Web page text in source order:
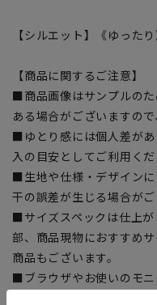
【シルエット】《ゆった
【商品に関するご注意】
■商品画像はサンプルの
ある場合がございますの
■ゆとり感には個人差が
入の目安としてご利用くだ
■生地や仕様・デザイン
干の誤差が生じる場合が
■サイズスペックは仕上
部、商品現物におすすめ
商品もございます。
■ブラウザやお使いのモ